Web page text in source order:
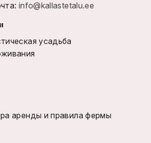
info@kallastetalu.ee
усадьба
аренды и правила фермы